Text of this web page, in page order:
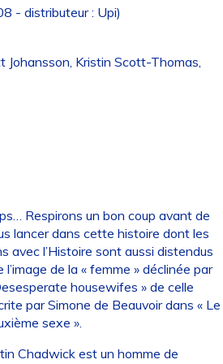
- distributeur : Upi)
Johansson, Kristin Scott-Thomas,
Respirons un bon coup avant de
lancer dans cette histoire dont les
avec l’Histoire sont aussi distendus
l’image de la « femme » déclinée par
housewifes » de celle
par Simone de Beauvoir dans « Le
sexe ».
Chadwick est un homme de